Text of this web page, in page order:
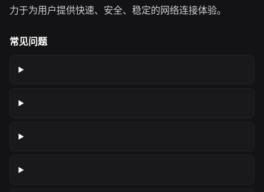
力于为用户提供快速、安全、稳定的网络连接体验。
常见问题